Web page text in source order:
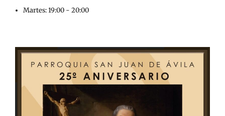
Martes: 19:00 - 20:00